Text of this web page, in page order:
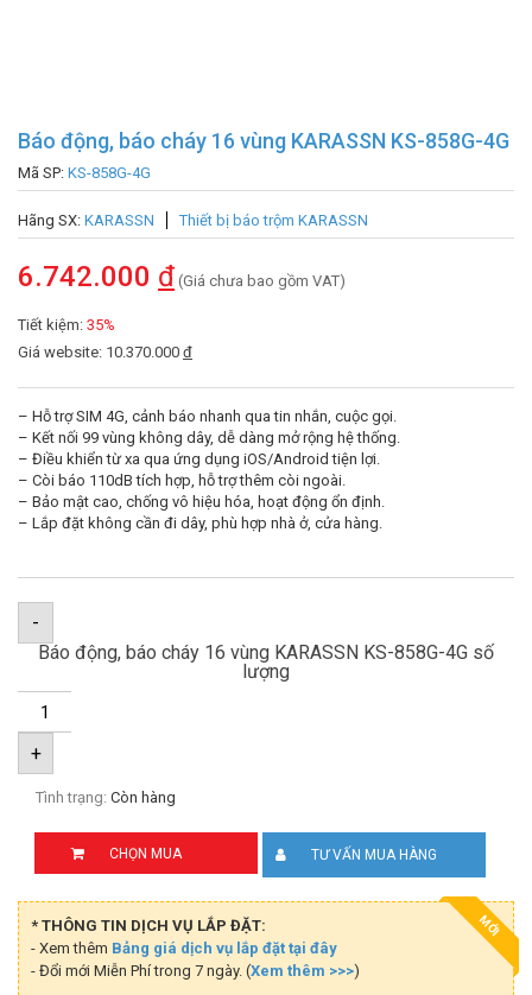
Báo động, báo cháy 16 vùng KARASSN KS-858G-4G
Mã SP: KS-858G-4G
Hãng SX: KARASSN Thiết bị báo trộm KARASSN
6.742.000 đ (Giá chưa bao gồm VAT)
Tiết kiệm: 35%
Giá website: 10.370.000 đ
– Hỗ trợ SIM 4G, cảnh báo nhanh qua tin nhắn, cuộc gọi.
– Kết nối 99 vùng không dây, dễ dàng mở rộng hệ thống.
– Điều khiển từ xa qua ứng dụng iOS/Android tiện lợi.
– Còi báo 110dB tích hợp, hỗ trợ thêm còi ngoài.
– Bảo mật cao, chống vô hiệu hóa, hoạt động ổn định.
– Lắp đặt không cần đi dây, phù hợp nhà ở, cửa hàng.
-
Báo động, báo cháy 16 vùng KARASSN KS-858G-4G số
lượng
+
Tình trạng: Còn hàng
CHỌN MUA TƯ VẤN MUA HÀNG
MỚI
* THÔNG TIN DỊCH VỤ LẮP ĐẶT:
- Xem thêm Bảng giá dịch vụ lắp đặt tại đây
- Đổi mới Miễn Phí trong 7 ngày. (Xem thêm >>>)